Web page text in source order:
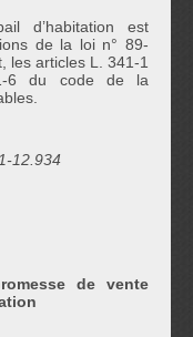
d’habitation est
de la loi n° 89-
les articles L. 341-1
6 du code de la
12.934
de vente